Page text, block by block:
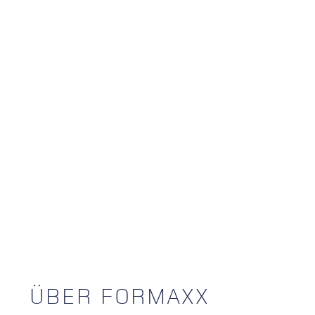
ÜBER FORMAXX